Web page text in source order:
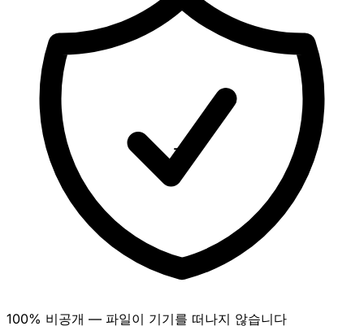
100% 비공개 — 파일이 기기를 떠나지 않습니다